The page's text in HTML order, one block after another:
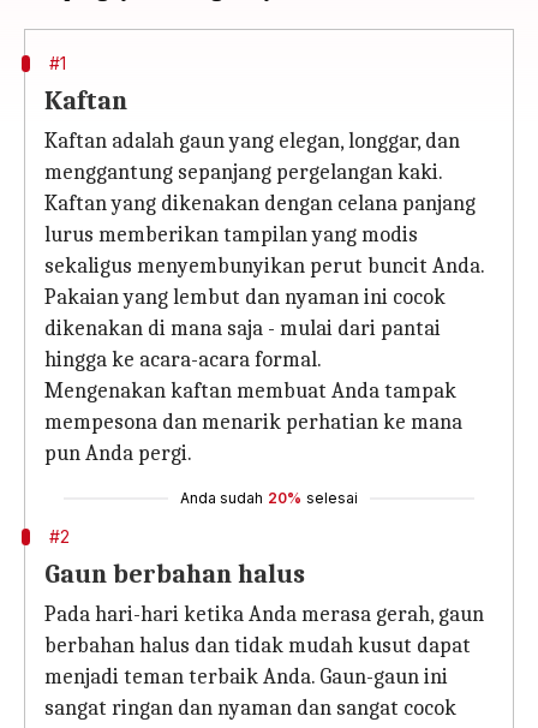
#1
Kaftan
Kaftan adalah gaun yang elegan, longgar, dan
menggantung sepanjang pergelangan kaki.
Kaftan yang dikenakan dengan celana panjang
lurus memberikan tampilan yang modis
sekaligus menyembunyikan perut buncit Anda.
Pakaian yang lembut dan nyaman ini cocok
dikenakan di mana saja - mulai dari pantai
hingga ke acara-acara formal.
Mengenakan kaftan membuat Anda tampak
mempesona dan menarik perhatian ke mana
pun Anda pergi.
Anda sudah 20% selesai
#2
Gaun berbahan halus
Pada hari-hari ketika Anda merasa gerah, gaun
berbahan halus dan tidak mudah kusut dapat
menjadi teman terbaik Anda. Gaun-gaun ini
sangat ringan dan nyaman dan sangat cocok